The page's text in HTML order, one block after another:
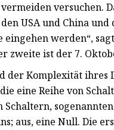
versuchen.
USA und China
eingehen werden“,
zweite ist der 7.
der Komplexität ihres
eine Reihe von
aus, eine Null. Die